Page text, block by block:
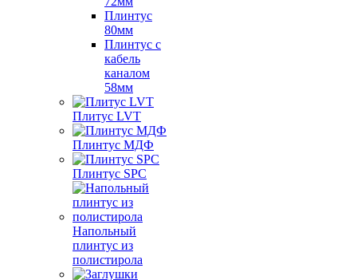
Плинтус
80мм
Плинтус с
кабель
каналом
58мм
Плитус LVT
Плинтус МДФ
Плинтус SPC
Напольный
плинтус из
полистирола